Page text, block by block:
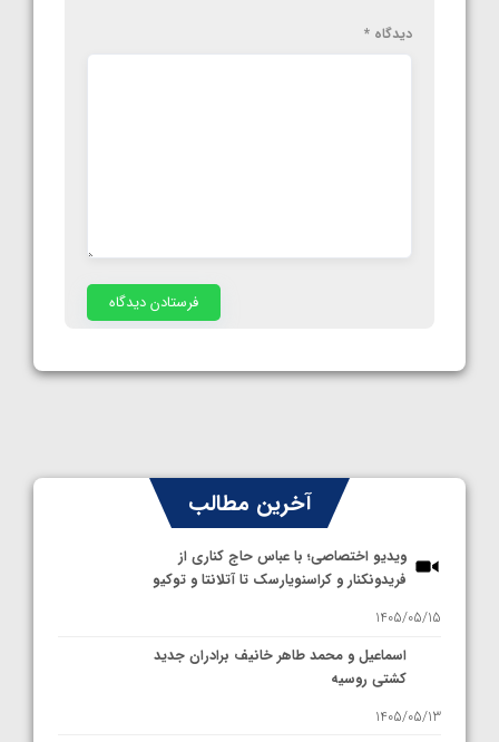
دیدگاه *
آخرین مطالب
ویدیو اختصاصی؛ با عباس حاج کناری از
فریدونکنار و کراسنویارسک تا آتلانتا و توکیو
1405/05/15
اسماعیل و محمد طاهر خانیف برادران جدید
کشتی روسیه
1405/05/13